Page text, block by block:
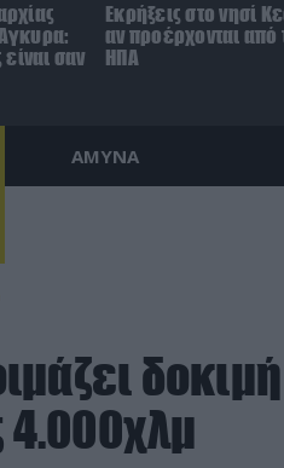
σαν
Εκρήξεις στο νησί
αν προέρχονται από
ΗΠΑ
ΑΜΥΝΑ
4.000χλμ